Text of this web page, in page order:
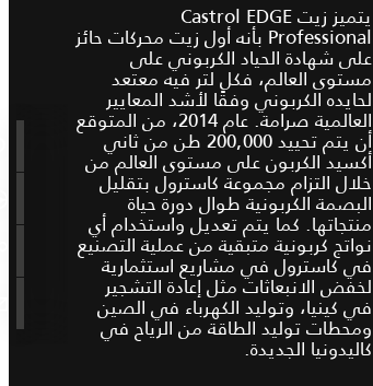
يتميز زيت Castrol EDGE
Professional بأنه أول زيت محركات حائز
على شهادة الحياد الكربوني على
مستوى العالم، فكل لتر فيه معتعد
لحايده الكربوني وفقًا لأشد المعايير
العالمية صرامة. عام 2014، من المتوقع
أن يتم تحييد 200,000 طن من ثاني
أكسيد الكربون على مستوى العالم من
خلال التزام مجموعة كاسترول بتقليل
البصمة الكربونية طوال دورة حياة
منتجاتها. كما يتم تعديل واستخدام أي
نواتج كربونية متبقية من عملية التصنيع
في كاسترول في مشاريع استثمارية
لخفض الانبعاثات مثل إعادة التشجير
في كينيا، وتوليد الكهرباء في الصين
ومحطات توليد الطاقة من الرياح في
كاليدونيا الجديدة.